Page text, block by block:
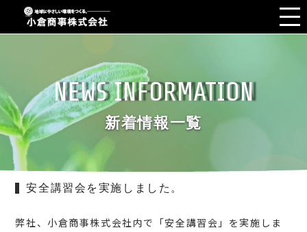
NEWS INFORMATION
新着情報一覧
安全講習会を実施しました。
弊社、小倉商事株式会社内で「安全講習会」を実施しま